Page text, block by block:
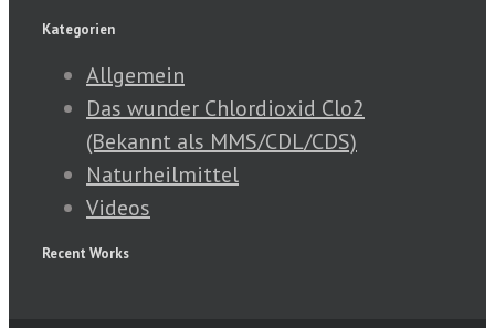
Kategorien
Allgemein
Das wunder Chlordioxid Clo2
(Bekannt als MMS/CDL/CDS)
Naturheilmittel
Videos
Recent Works